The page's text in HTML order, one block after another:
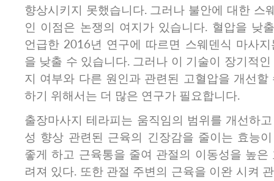
향상시키지 못했습니다. 그러나 불안에 대한 스
인 이점은 논쟁의 여지가 있습니다. 혈압을 낮
언급한 2016년 연구에 따르면 스웨덴식 마사
을 낮출 수 있습니다. 그러나 이 기술이 장기적
지 여부와 다른 원인과 관련된 고혈압을 개선
하기 위해서는 더 많은 연구가 필요합니다.
출장마사지 테라피는 움직임의 범위를 개선하
성 향상 관련된 근육의 긴장감을 줄이는 효능
좋게 하고 근육통을 줄여 관절의 이동성을 높
려져 있다. 또한 관절 주변의 근육을 이완 시켜